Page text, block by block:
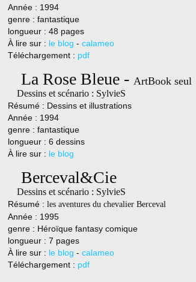
Année : 1994
genre : fantastique
longueur : 48 pages
À lire sur : le blog - calameo
Téléchargement : pdf
La Rose Bleue - ArtBook seul
Dessins et scénario : SylvieS
Résumé : Dessins et illustrations
Année : 1994
genre : fantastique
longueur : 6 dessins
À lire sur : le blog
Berceval&Cie
Dessins et scénario : SylvieS
Résumé : les aventures du chevalier Berceval
Année : 1995
genre : Héroïque fantasy comique
longueur : 7 pages
À lire sur : le blog - calameo
Téléchargement : pdf